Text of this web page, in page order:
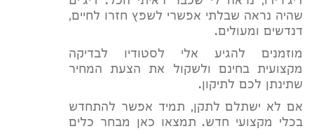
שהיה נראה שבלתי אפשרי לשפץ חזרו לחיים,
דנדשים ומעולים.
מוזמנים להגיע אלי לסטודיו לבדיקה
מקצועית בחינם ולשקול את הצעת המחיר
שתינתן לכם לתיקון.
אם לא ישתלם לתקן, תמיד אפשר להתחדש
בכלי מקצועי חדש. תמצאו כאן מבחר כלים